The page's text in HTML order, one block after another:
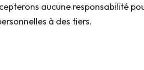
aucune responsabilité
à des tiers.